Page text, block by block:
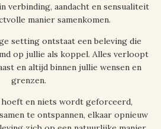
verbinding, aandacht en sensualiteit
manier samenkomen.
setting ontstaat een beleving die
op jullie als koppel. Alles verloopt
en altijd binnen jullie wensen en
grenzen.
en niets wordt geforceerd,
te ontspannen, elkaar opnieuw